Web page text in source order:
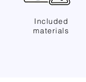
Included
materials